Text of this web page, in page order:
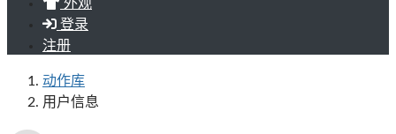
外观
登录
注册
动作库
用户信息